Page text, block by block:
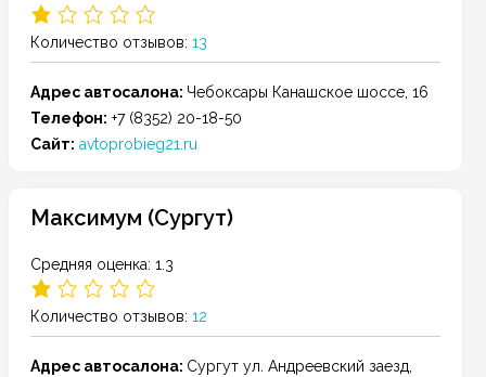
Количество отзывов: 13
Адрес автосалона: Чебоксары Канашское шоссе, 16
Телефон: +7 (8352) 20-18-50
Сайт: avtoprobieg21.ru
Максимум (Сургут)
Средняя оценка: 1.3
Количество отзывов: 12
Адрес автосалона: Сургут ул. Андреевский заезд,